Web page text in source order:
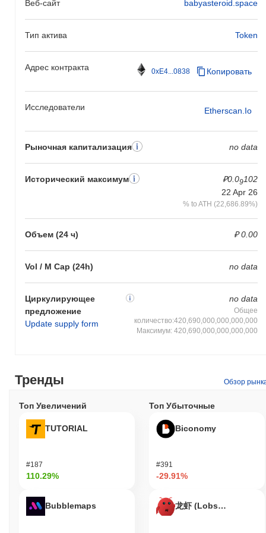
Веб-сайт babyasteroid.space
Тип актива Token
Адрес контракта 0xE4...0838 Копировать
Исследователи Etherscan.io
Рыночная капитализация no data
Исторический максимум ₽0.09102
22 Apr 26
% to ATH (22,686.89%)
Объем (24 ч) ₽ 0.00
Vol / M Cap (24h) no data
Циркулирующее
предложение
Update supply form
no data
Общее
количество:420,690,000,000,000,000
Максимум: 420,690,000,000,000,000
Тренды Обзор
Топ Увеличений
TUTORIAL
#187
110.29%
Bubblemaps
Топ Убыточные
Biconomy
#391
-29.91%
龙虾 (Lobster)